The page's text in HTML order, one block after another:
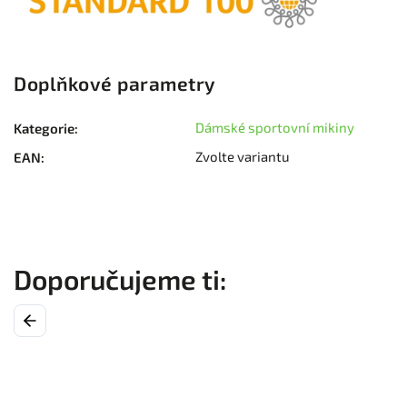
Doplňkové parametry
Kategorie:
Dámské sportovní mikiny
EAN: Zvolte variantu
Previous